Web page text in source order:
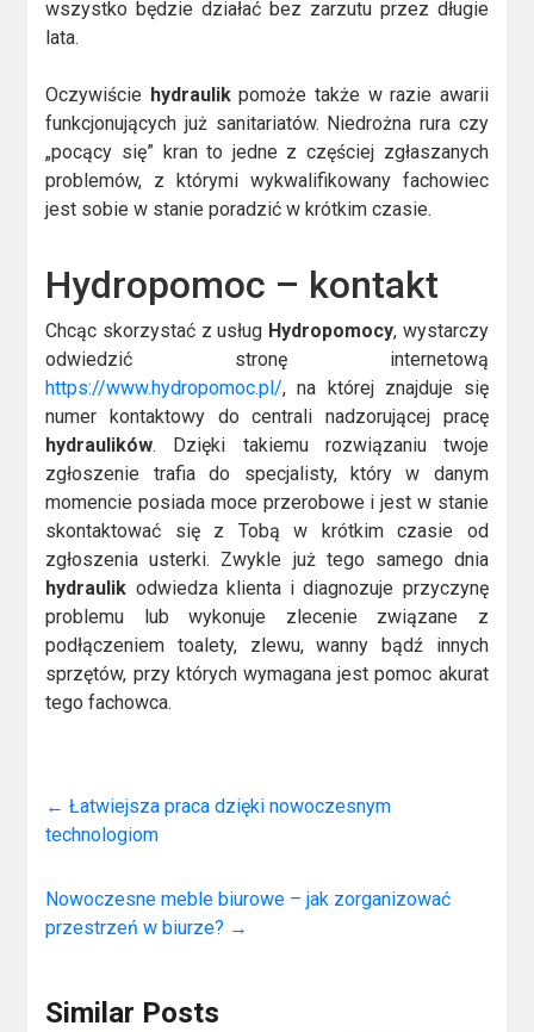
wszystko będzie działać bez zarzutu przez długie
lata.
Oczywiście hydraulikpomoże także w razie awarii
funkcjonujących już sanitariatów. Niedrożna rura czy
„pocący się” kran to jedne z częściej zgłaszanych
problemów, z którymi wykwalifikowany fachowiec
jest sobie w stanie poradzić w krótkim czasie.
Hydropomoc – kontakt
Chcąc skorzystać z usług Hydropomocy, wystarczy
odwiedzić stronę internetową
https://www.hydropomoc.pl/, na której znajduje się
numer kontaktowy do centrali nadzorującej pracę
hydraulików. Dzięki takiemu rozwiązaniu twoje
zgłoszenie trafia do specjalisty, który w danym
momencie posiada moce przerobowe i jest w stanie
skontaktować się z Tobą w krótkim czasie od
zgłoszenia usterki. Zwykle już tego samego dnia
hydraulik odwiedza klienta i diagnozuje przyczynę
problemu lub wykonuje zlecenie związane z
podłączeniem toalety, zlewu, wanny bądź innych
sprzętów, przy których wymagana jest pomoc akurat
tego fachowca.
← Łatwiejsza praca dzięki nowoczesnym
technologiom
Nowoczesne meble biurowe – jak zorganizować
przestrzeń w biurze? →
Similar Posts